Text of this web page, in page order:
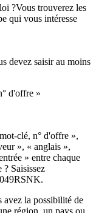
?Vous trouverez les
qui vous intéresse
devez saisir au moins
d'offre »
clé, n° d'offre »,
», « anglais »,
» entre chaque
Saisissez
avez la possibilité de